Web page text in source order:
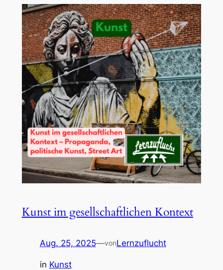
Kunst im gesellschaftlichen Kontext
Aug. 25, 2025—vonLernzuflucht
in Kunst